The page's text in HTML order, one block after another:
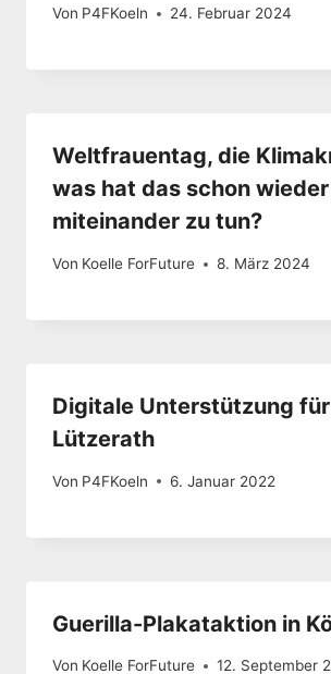
Von P4FKoeln 24. Februar 2024
Weltfrauentag, die
was hat das schon wieder
miteinander zu tun?
Von Koelle ForFuture 8. März 2024
Digitale Unterstützung für
Lützerath
Von P4FKoeln 6. Januar 2022
Guerilla-Plakataktion in
Von Koelle ForFuture 12. September